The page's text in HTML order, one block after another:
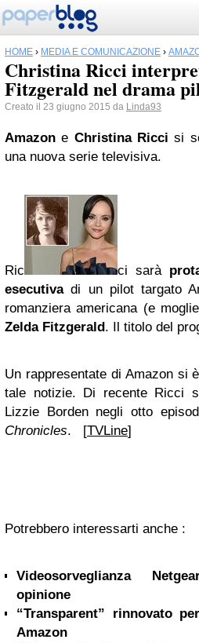
HOME › MEDIA E COMUNICAZIONE ›
Christina Ricci
Fitzgerald nel drama
Creato il 23 giugno 2015 da Linda93
Amazon e Christina Ricci si
una nuova serie televisiva.
Ric ci sarà
esecutivadi un pilot targato
romanziera americana (e
Zelda Fitzgerald. Il titolo del
Un rappresentate di Amazon si
tale notizie. Di recente Ricci
Lizzie Borden negli otto
Chronicles. [TVLine]
Potrebbero interessarti anche :
Videosorveglianza
opinione
“Transparent” rinnovato
Amazon